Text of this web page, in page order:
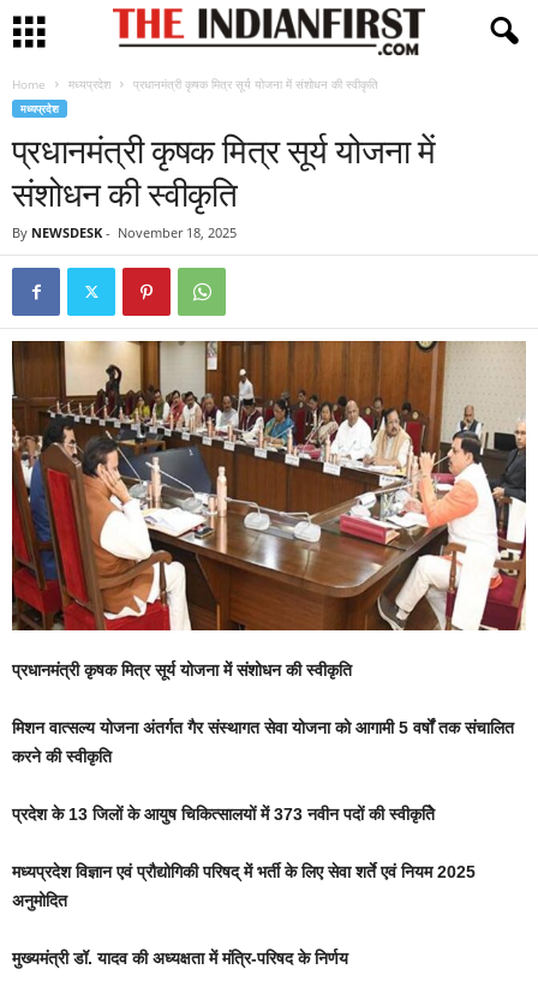
Home मध्यप्रदेश प्रधानमंत्री कृषक मित्र सूर्य योजना में संशोधन की स्वीकृति
मध्यप्रदेश
प्रधानमंत्री कृषक मित्र सूर्य योजना में
संशोधन की स्वीकृति
By NEWSDESK - November 18, 2025
प्रधानमंत्री कृषक मित्र सूर्य योजना में संशोधन की स्वीकृति
मिशन वात्सल्य योजना अंतर्गत गैर संस्थागत सेवा योजना को आगामी 5 वर्षों तक संचालित
करने की स्वीकृति
प्रदेश के 13 जिलों के आयुष चिकित्सालयों में 373 नवीन पदों की स्वीकृतिे
मध्यप्रदेश विज्ञान एवं प्रौद्योगिकी परिषद् में भर्ती के लिए सेवा शर्ते एवं नियम 2025
अनुमोदित
मुख्यमंत्री डॉ. यादव की अध्यक्षता में मंत्रि-परिषद के निर्णय